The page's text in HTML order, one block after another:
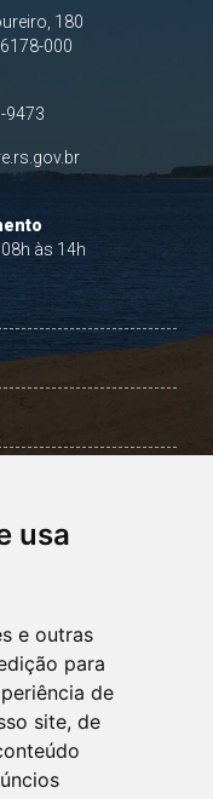
usa
e outras
para
de
site, de
180
000
9473
às 14h